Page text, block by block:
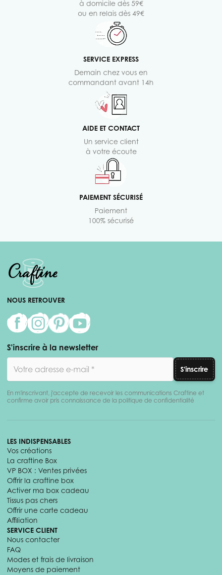
à domicile dès 59€
ou en relais dès 49€
SERVICE EXPRESS
Demain chez vous en
commandant avant 14h
AIDE ET CONTACT
Un service client
à votre écoute
PAIEMENT SÉCURISÉ
Paiement
100% sécurisé
NOUS RETROUVER
S'inscrire à la newsletter
S'inscrire
En m'inscrivant, j'accepte de recevoir les communications Craftine et
confirme avoir pris connaissance de la politique de confidentialité
LES INDISPENSABLES
Vos créations
La craftine Box
VP BOX : Ventes privées
Offrir la craftine box
Activer ma box cadeau
Tissus pas chers
Offrir une carte cadeau
Affiliation
SERVICE CLIENT
Nous contacter
FAQ
Modes et frais de livraison
Moyens de paiement